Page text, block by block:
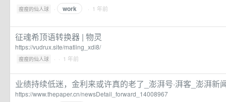
瘦瘦的仙人球 · work · 1 年前
征魂希顶语转换器 | 物灵
https://vudrux.site/matling_xdi8/
瘦瘦的仙人球 · · 1 年前
业绩持续低迷，金利来或许真的老了_澎湃号·湃客_澎湃新
https://www.thepaper.cn/newsDetail_forward_14008967